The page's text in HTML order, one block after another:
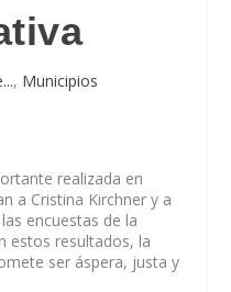
, Municipios
realizada en
a Cristina Kirchner y a
encuestas de la
estos resultados, la
ser áspera, justa y